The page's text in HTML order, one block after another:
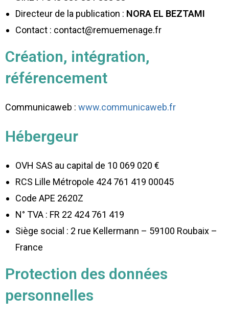
Directeur de la publication : NORA EL BEZTAMI
Contact : contact@remuemenage.fr
Création, intégration,
référencement
Communicaweb : www.communicaweb.fr
Hébergeur
OVH SAS au capital de 10 069 020 €
RCS Lille Métropole 424 761 419 00045
Code APE 2620Z
N° TVA : FR 22 424 761 419
Siège social : 2 rue Kellermann – 59100 Roubaix –
France
Protection des données
personnelles